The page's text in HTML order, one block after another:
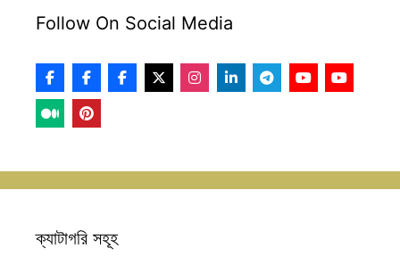
Follow On Social Media
ক্যাটাগরি সহূহ